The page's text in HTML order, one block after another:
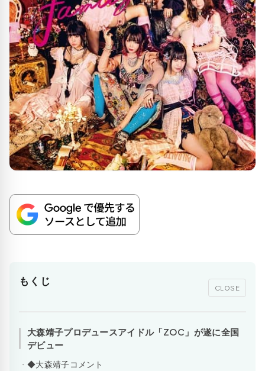
もくじ
CLOSE
大森靖子プロデュースアイドル「ZOC」が遂に全国
デビュー
◆大森靖子コメント